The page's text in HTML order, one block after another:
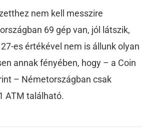
nem kell messzire
69 gép van, jól látszik,
es értékével nem is állunk olyan
annak fényében, hogy – a Coin
– Németországban csak
ATM található.